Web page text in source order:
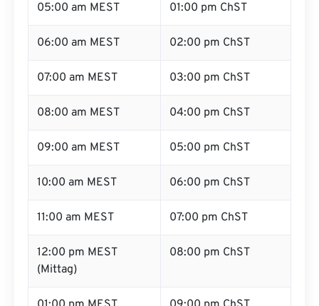
05:00 am MEST 01:00 pm ChST
06:00 am MEST 02:00 pm ChST
07:00 am MEST 03:00 pm ChST
08:00 am MEST 04:00 pm ChST
09:00 am MEST 05:00 pm ChST
10:00 am MEST 06:00 pm ChST
11:00 am MEST 07:00 pm ChST
12:00 pm MEST
(Mittag)
08:00 pm ChST